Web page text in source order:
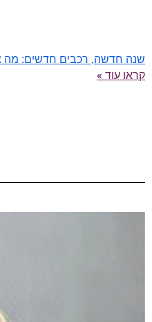
שנה חדשה, רכבים חדשים: מה
קראו עוד »